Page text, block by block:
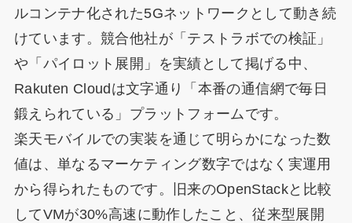
ルコンテナ化された5Gネットワークとして動き続
けています。競合他社が「テストラボでの検証」
や「パイロット展開」を実績として掲げる中、
Rakuten Cloudは文字通り「本番の通信網で毎日
鍛えられている」プラットフォームです。
楽天モバイルでの実装を通じて明らかになった数
値は、単なるマーケティング数字ではなく実運用
から得られたものです。旧来のOpenStackと比較
してVMが30%高速に動作したこと、従来型展開